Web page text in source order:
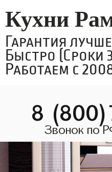
Кухни
Гарантия
Быстро (Сроки
Работаем с
8
Звонок по